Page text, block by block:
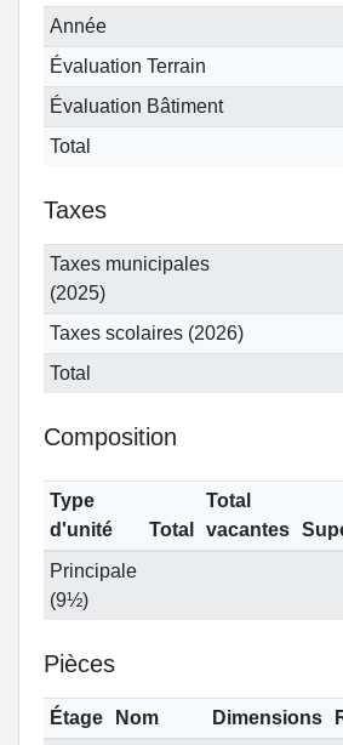
Année
Évaluation Terrain
Évaluation Bâtiment
Total
Taxes
Taxes municipales
(2025)
Taxes scolaires (2026)
Total
Composition
Type
d'unité
Total
Total
vacantes
Principale
(9½)
Pièces
Étage Nom Dimensions